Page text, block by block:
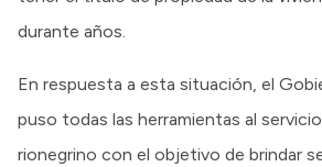
durante años.
En respuesta a esta situación, el
puso todas las herramientas al
rionegrino con el objetivo de brindar